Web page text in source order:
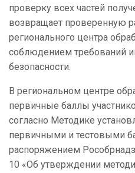
проверку всех частей
возвращает проверенную
регионального центра
соблюдением требований
безопасности.
В региональном центре
первичные баллы
согласно Методике
первичными и тестовыми
распоряжением
10 «Об утверждении